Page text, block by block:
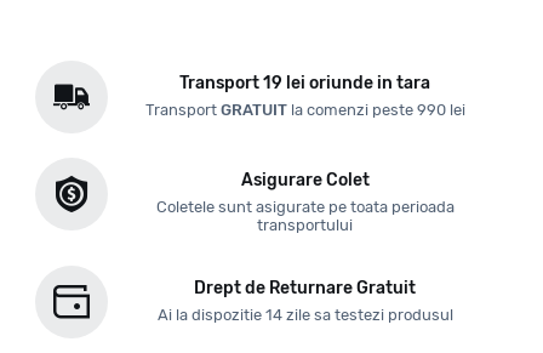
Transport 19 lei oriunde in tara
Transport GRATUITla comenzi peste 990 lei
Asigurare Colet
Coletele sunt asigurate pe toata perioada
transportului
Drept de Returnare Gratuit
Ai la dispozitie 14 zile sa testezi produsul